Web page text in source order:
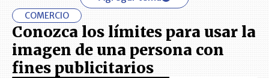
COMERCIO
Conozca los límites para usar la
imagen de una persona con
fines publicitarios